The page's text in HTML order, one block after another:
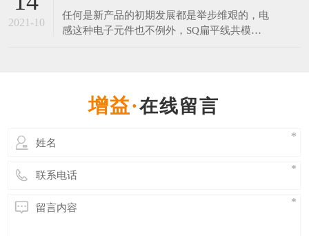
领域，电感行业会走向一个更大的发展空间。
无论科技进步的有多快，电子产品更新的再
2021-10
任何是新产品的初期发展都是举步维艰的，电
感这种电子元件也不例外，SQ扁平线共模电
是发展至今SQ共模电感已经开始受到各行业
在线留言